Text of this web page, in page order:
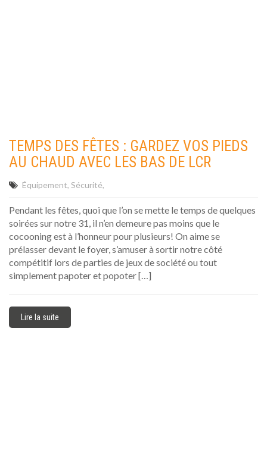
TEMPS DES FÊTES : GARDEZ VOS PIEDS
AU CHAUD AVEC LES BAS DE LCR
Équipement Sécurité
Pendant les fêtes, quoi que l’on se mette le temps de quelques
soirées sur notre 31, il n’en demeure pas moins que le
cocooning est à l’honneur pour plusieurs! On aime se
prélasser devant le foyer, s’amuser à sortir notre côté
compétitif lors de parties de jeux de société ou tout
simplement papoter et popoter […]
Lire la suite